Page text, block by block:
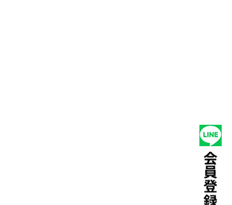
会員登録